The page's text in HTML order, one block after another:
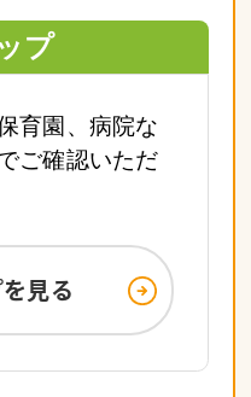
プ
育園、病院な
ご確認いただ
見る